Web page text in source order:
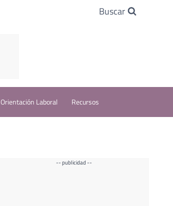
Buscar
Orientación Laboral Recursos
-- publicidad --